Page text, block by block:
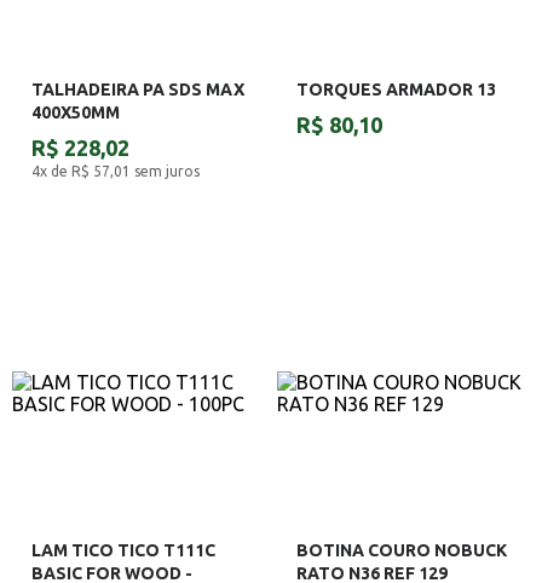
TALHADEIRA PA SDS MAX
400X50MM
R$ 228,02
4x de R$ 57,01 sem juros
TORQUES ARMADOR 13
R$ 80,10
LAM TICO TICO T111C
BASIC FOR WOOD -
BOTINA COURO NOBUCK
RATO N36 REF 129